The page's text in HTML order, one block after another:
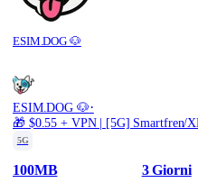
ESIM.DOG 🐶
ESIM.DOG 🐶·
5G
100MB 3 Giorni